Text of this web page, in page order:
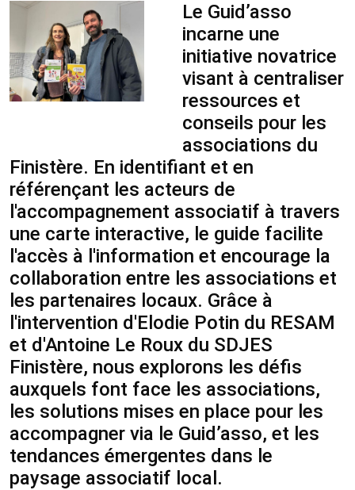
Le Guid’asso
incarne une
initiative novatrice
visant à centraliser
ressources et
conseils pour les
associations du
Finistère. En identifiant et en
référençant les acteurs de
l'accompagnement associatif à travers
une carte interactive, le guide facilite
l'accès à l'information et encourage la
collaboration entre les associations et
les partenaires locaux. Grâce à
l'intervention d'Elodie Potin du RESAM
et d'Antoine Le Roux du SDJES
Finistère, nous explorons les défis
auxquels font face les associations,
les solutions mises en place pour les
accompagner via le Guid’asso, et les
tendances émergentes dans le
paysage associatif local.